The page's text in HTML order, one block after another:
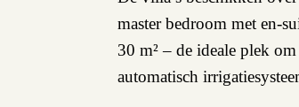
master bedroom met en-
30 m² – de ideale plek
automatisch